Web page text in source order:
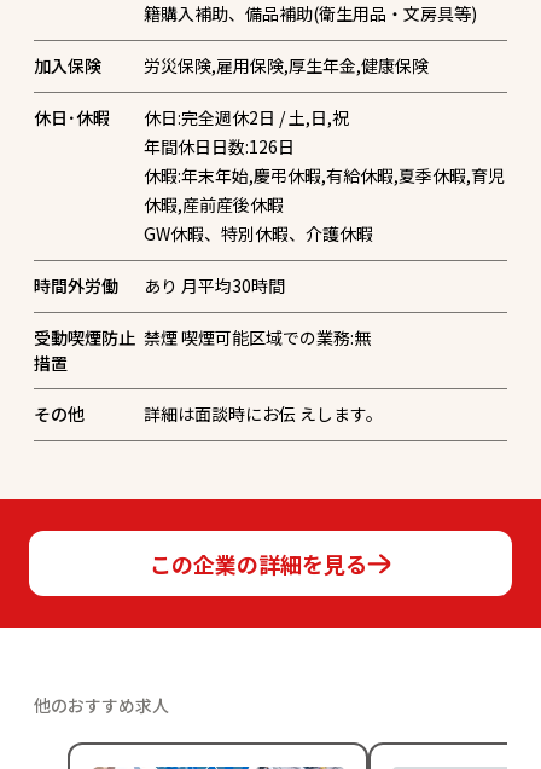
この企業の詳細を見る
籍購入補助、備品補助(衛生用品・文房具等)
加入保険 労災保険,雇用保険,厚生年金,健康保険
休日･休暇
休日:完全週休2日 / 土,日,祝
年間休日日数:126日
休暇:年末年始,慶弔休暇,有給休暇,夏季休暇,育児
休暇,産前産後休暇
GW休暇、特別休暇、介護休暇
時間外労働 あり 月平均30時間
受動喫煙防止
措置
禁煙 喫煙可能区域での業務:無
その他 詳細は面談時にお伝 えします。
他のおすすめ求人